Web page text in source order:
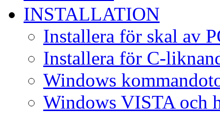
INSTALLATION
Installera för skal av
Installera för C-
Windows
Windows VISTA och